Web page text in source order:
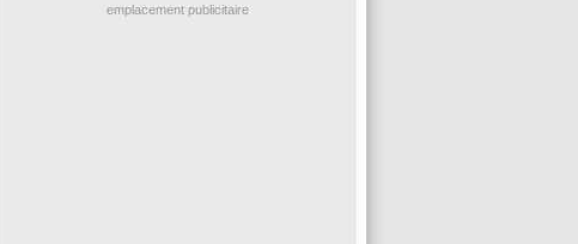
emplacement publicitaire